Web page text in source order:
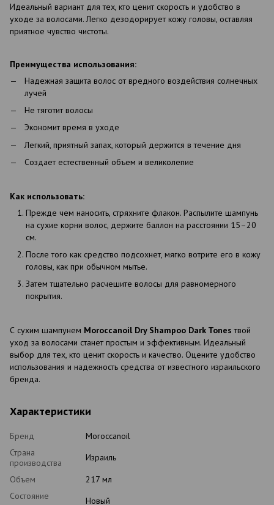
Идеальный вариант для тех, кто ценит скорость и удобство в
уходе за волосами. Легко дезодорирует кожу головы, оставляя
приятное чувство чистоты.
Преимущества использования:
Надежная защита волос от вредного воздействия солнечных
лучей
Не тяготит волосы
Экономит время в уходе
Легкий, приятный запах, который держится в течение дня
Создает естественный объем и великолепие
Как использовать:
Прежде чем наносить, стряхните флакон. Распылите шампунь
на сухие корни волос, держите баллон на расстоянии 15–20
см.
После того как средство подсохнет, мягко вотрите его в кожу
головы, как при обычном мытье.
Затем тщательно расчешите волосы для равномерного
покрытия.
С сухим шампунем Moroccanoil Dry Shampoo Dark Tonesтвой
уход за волосами станет простым и эффективным. Идеальный
выбор для тех, кто ценит скорость и качество. Оцените удобство
использования и надежность средства от известного израильского
бренда.
Характеристики
Бренд
Moroccanoil
Страна
производства
Израиль
Объем
217 мл
Состояние
Новый